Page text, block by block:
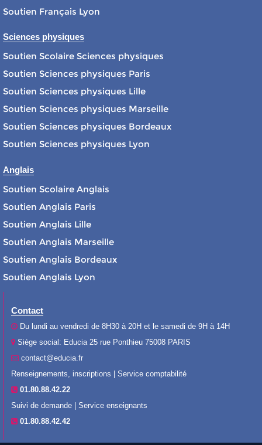
Soutien Français Lyon
Sciences physiques
Soutien Scolaire Sciences physiques
Soutien Sciences physiques Paris
Soutien Sciences physiques Lille
Soutien Sciences physiques Marseille
Soutien Sciences physiques Bordeaux
Soutien Sciences physiques Lyon
Anglais
Soutien Scolaire Anglais
Soutien Anglais Paris
Soutien Anglais Lille
Soutien Anglais Marseille
Soutien Anglais Bordeaux
Soutien Anglais Lyon
Contact
Du lundi au vendredi de 8H30 à 20H et le samedi de 9H à 14H
Siège social: Educia 25 rue Ponthieu 75008 PARIS
contact@educia.fr
Renseignements, inscriptions | Service comptabilité
01.80.88.42.22
Suivi de demande | Service enseignants
01.80.88.42.42